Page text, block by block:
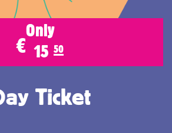
Only
€ 15 50
Ticket